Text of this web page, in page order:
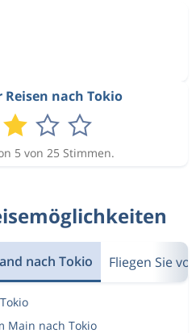
nach Tokio
5 von 25 Stimmen.
nach Tokio Fliegen Sie
Main nach Tokio